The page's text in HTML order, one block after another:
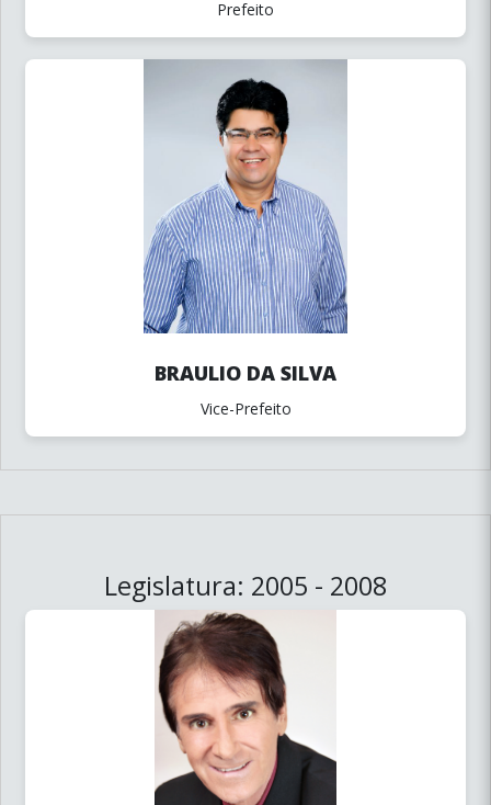
BRAULIO DA SILVA
Vice-Prefeito
Legislatura: 2005 - 2008